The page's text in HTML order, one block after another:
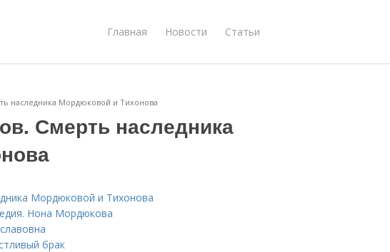
Главная Новости Статьи
наследника Мордюковой и Тихонова
Смерть наследника
Мордюковой и Тихонова
Нона Мордюкова
брак